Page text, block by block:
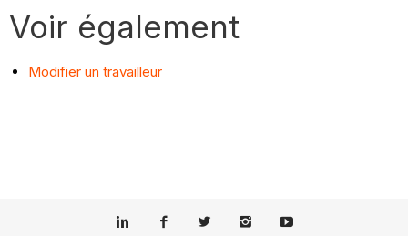
Voir également
Modifier un travailleur